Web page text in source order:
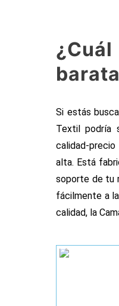
Si estás
Textil podría
calidad-
alta. Está
soporte de tu
fácilmente a
calidad, la